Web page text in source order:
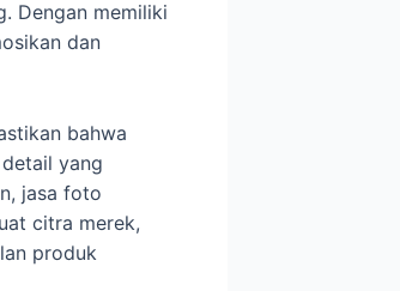
Dengan memiliki
dan
bahwa
yang
jasa foto
citra merek,
produk